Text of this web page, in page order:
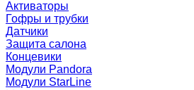
Активаторы
Гофры и трубки
Датчики
Защита салона
Концевики
Модули Pandora
Модули StarLine